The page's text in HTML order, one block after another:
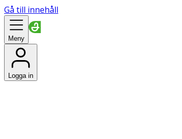
Gå till innehåll
Meny
Logga in